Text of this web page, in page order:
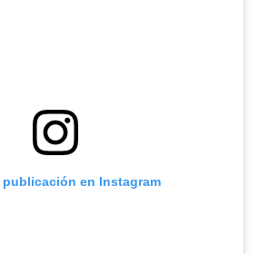
publicación en Instagram